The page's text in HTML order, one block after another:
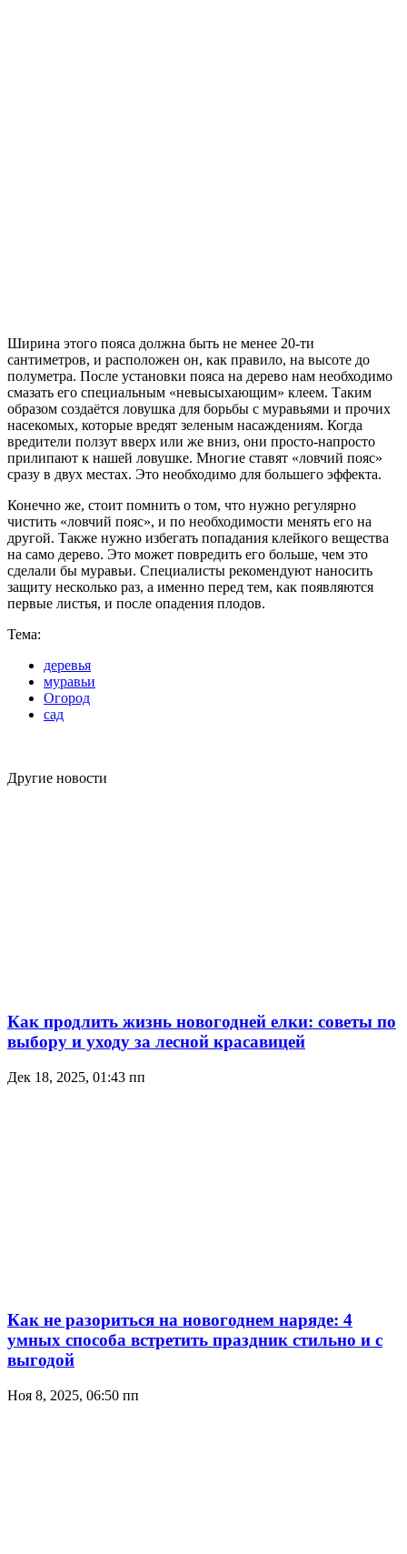
Ширина этого пояса должна быть не менее 20-ти
сантиметров, и расположен он, как правило, на высоте до
полуметра. После установки пояса на дерево нам необходимо
смазать его специальным «невысыхающим» клеем. Таким
образом создаётся ловушка для борьбы с муравьями и прочих
насекомых, которые вредят зеленым насаждениям. Когда
вредители ползут вверх или же вниз, они просто-напросто
прилипают к нашей ловушке. Многие ставят «ловчий пояс»
сразу в двух местах. Это необходимо для большего эффекта.
Конечно же, стоит помнить о том, что нужно регулярно
чистить «ловчий пояс», и по необходимости менять его на
другой. Также нужно избегать попадания клейкого вещества
на само дерево. Это может повредить его больше, чем это
сделали бы муравьи. Специалисты рекомендуют наносить
защиту несколько раз, а именно перед тем, как появляются
первые листья, и после опадения плодов.
Тема:
деревья
муравьи
Огород
сад
Другие новости
Как продлить жизнь новогодней елки: советы по
выбору и уходу за лесной красавицей
Дек 18, 2025, 01:43 пп
Как не разориться на новогоднем наряде: 4
умных способа встретить праздник стильно и с
выгодой
Ноя 8, 2025, 06:50 пп